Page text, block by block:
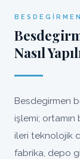
Nasıl
Besdegirmen
işlemi;
ileri teknolojik
fabrika, depo